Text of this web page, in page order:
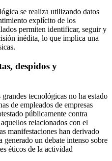
se realiza utilizando datos
explícito de los
permiten identificar, seguir y
inédita, lo que implica una
despidos y
tecnológicas no ha estado
de empleados de empresas
públicamente contra
relacionados con el
manifestaciones han derivado
generado un debate intenso sobre
éticos de la actividad